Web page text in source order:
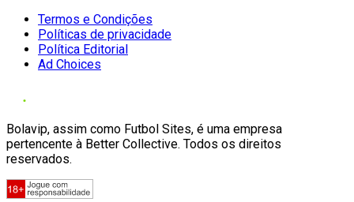
Termos e Condições
Políticas de privacidade
Política Editorial
Ad Choices
Bolavip, assim como Futbol Sites, é uma empresa
pertencente à Better Collective. Todos os direitos
reservados.